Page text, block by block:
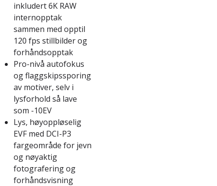
inkludert 6K RAW
internopptak
sammen med opptil
120 fps stillbilder og
forhåndsopptak
Pro-nivå autofokus
og flaggskipssporing
av motiver, selv i
lysforhold så lave
som -10EV
Lys, høyoppløselig
EVF med DCI-P3
fargeområde for jevn
og nøyaktig
fotografering og
forhåndsvisning